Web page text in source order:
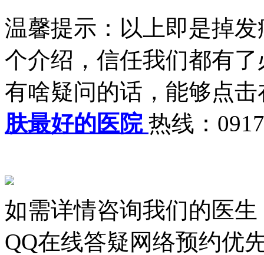
温馨提示：以上即是掉
个介绍，信任我们都有
有啥疑问的话，能够点
肤最好的医院 热线：
如需详情咨询我们的医生
QQ在线答疑网络预约优